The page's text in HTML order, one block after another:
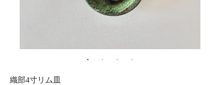
織部4寸リム皿